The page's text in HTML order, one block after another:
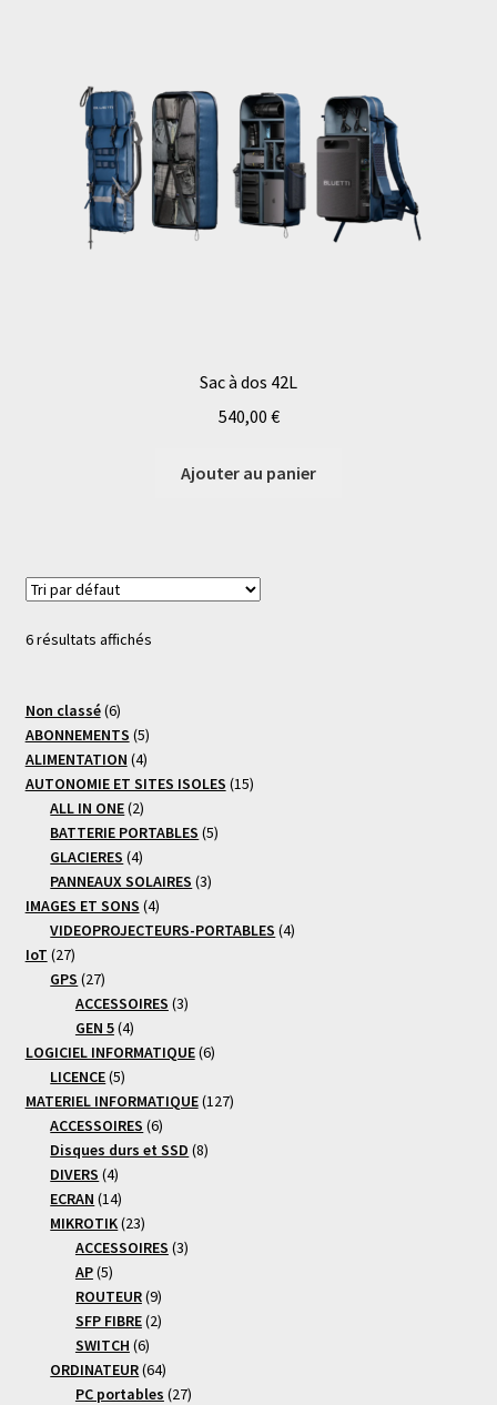
Sac à dos 42L
540,00 €
Ajouter au panier
6 résultats affichés
Non classé 66
produits
ABONNEMENTS 55
produits
ALIMENTATION 44
produits
AUTONOMIE ET SITES ISOLES 1515
ALL IN ONE 22
produits
BATTERIE PORTABLES 55
GLACIERES 44
produits
PANNEAUX SOLAIRES 33
IMAGES ET SONS 44
produits
VIDEOPROJECTEURS-PORTABLES 44
IoT 2727
produits
GPS 2727
produits
ACCESSOIRES 33
GEN 5 44
produits
LOGICIEL INFORMATIQUE 66
LICENCE 55
produits
MATERIEL INFORMATIQUE 127127
ACCESSOIRES 66
produits
Disques durs et SSD 88
DIVERS 44
produits
ECRAN 1414
produits
MIKROTIK 2323
produits
ACCESSOIRES 33
AP 55
produits
ROUTEUR 99
produits
SFP FIBRE 22
SWITCH 66
produits
ORDINATEUR 6464
produits
PC portables 2727